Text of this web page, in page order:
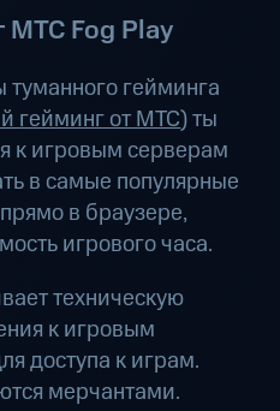
МТС Fog Play
гейминга
гейминг от МТС) ты
к игровым серверам
в самые популярные
в браузере,
игрового часа.
техническую
к игровым
доступа к играм.
мерчантами.